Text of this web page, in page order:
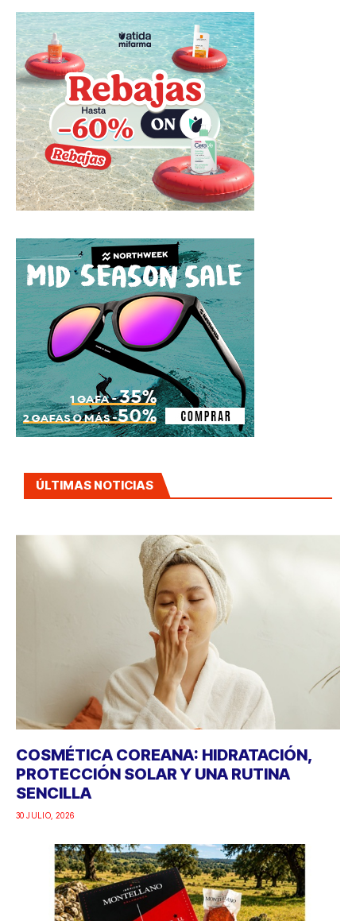
ÚLTIMAS NOTICIAS
COSMÉTICA COREANA: HIDRATACIÓN,
PROTECCIÓN SOLAR Y UNA RUTINA
SENCILLA
30 JULIO, 2026